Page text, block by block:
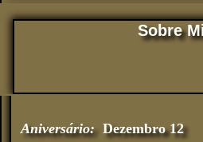
Sobre
Aniversário: Dezembro 12